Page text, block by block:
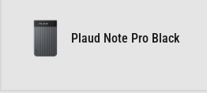
Plaud Note Pro Black